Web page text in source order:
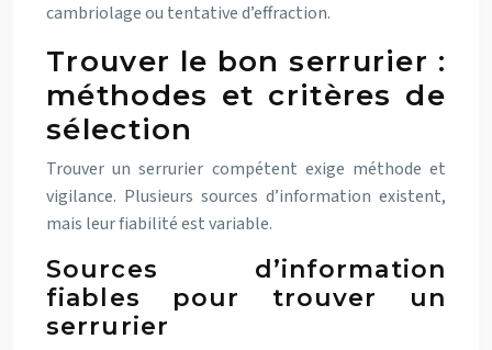
cambriolage ou tentative d’effraction.
Trouver le bon serrurier :
méthodes et critères de
sélection
Trouver un serrurier compétent exige méthode et
vigilance. Plusieurs sources d’information existent,
mais leur fiabilité est variable.
Sources d’information
fiables pour trouver un
serrurier